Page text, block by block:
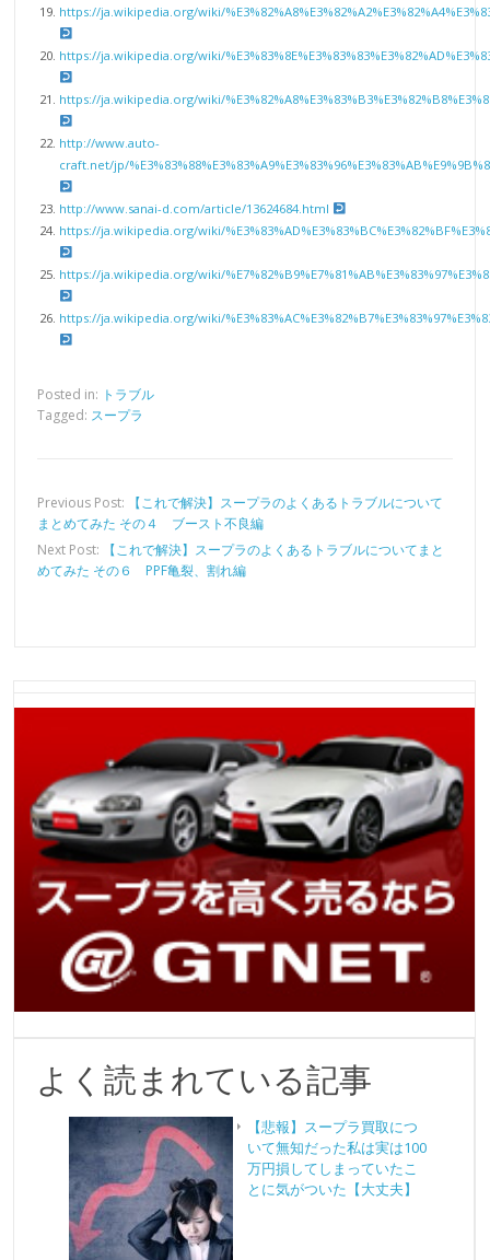
https://ja.wikipedia.org/wiki/
https://ja.wikipedia.org/wiki/
https://ja.wikipedia.org/wiki/
http://www.auto-
craft.net/jp/
http://www.sanai-d.com/article/13624684.html
https://ja.wikipedia.org/wiki/
https://ja.wikipedia.org/wiki/
https://ja.wikipedia.org/wiki/
Posted in: トラブル
Tagged: スープラ
Previous Post:
【これで解決】スープラのよくあるトラブルについて
まとめてみた その４ ブースト不良編
Next Post:
【これで解決】スープラのよくあるトラブルについてまと
めてみた その６ PPF亀裂、割れ編
よく読まれている記事
【悲報】スープラ買取につ
いて無知だった私は実は100
万円損してしまっていたこ
とに気がついた【大丈夫】